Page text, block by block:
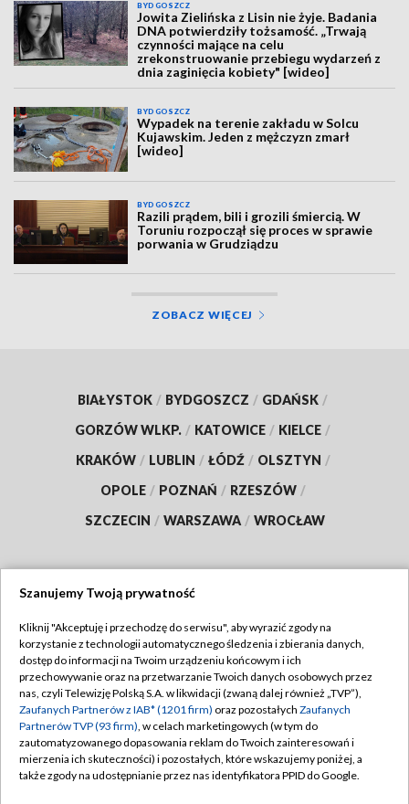
BYDGOSZCZ
Jowita Zielińska z Lisin nie żyje. Badania
DNA potwierdziły tożsamość. „Trwają
czynności mające na celu
zrekonstruowanie przebiegu wydarzeń z
dnia zaginięcia kobiety" [wideo]
BYDGOSZCZ
Wypadek na terenie zakładu w Solcu
Kujawskim. Jeden z mężczyzn zmarł
[wideo]
BYDGOSZCZ
Razili prądem, bili i grozili śmiercią. W
Toruniu rozpoczął się proces w sprawie
porwania w Grudziądzu
ZOBACZ WIĘCEJ
BIAŁYSTOK / BYDGOSZCZ / GDAŃSK /
GORZÓW WLKP. / KATOWICE / KIELCE /
KRAKÓW / LUBLIN / ŁÓDŹ / OLSZTYN /
OPOLE / POZNAŃ / RZESZÓW /
SZCZECIN / WARSZAWA / WROCŁAW
TVP
Abonament TVP
Emisja w TVP
Centrum informacji TVP
Naziemna Telewizja Cyfrowa
Regulamin TVP
Polityka prywatności
Moje zgody
Pomoc
Szanujemy Twoją prywatność
Kliknij "Akceptuję i przechodzę do serwisu", aby wyrazić zgody na
korzystanie z technologii automatycznego śledzenia i zbierania danych,
dostęp do informacji na Twoim urządzeniu końcowym i ich
przechowywanie oraz na przetwarzanie Twoich danych osobowych przez
nas, czyli Telewizję Polską S.A. w likwidacji (zwaną dalej również „TVP”),
Zaufanych Partnerów z IAB* (1201 firm) oraz pozostałych Zaufanych
Partnerów TVP (93 firm), w celach marketingowych (w tym do
zautomatyzowanego dopasowania reklam do Twoich zainteresowań i
mierzenia ich skuteczności) i pozostałych, które wskazujemy poniżej, a
także zgody na udostępnianie przez nas identyfikatora PPID do Google.